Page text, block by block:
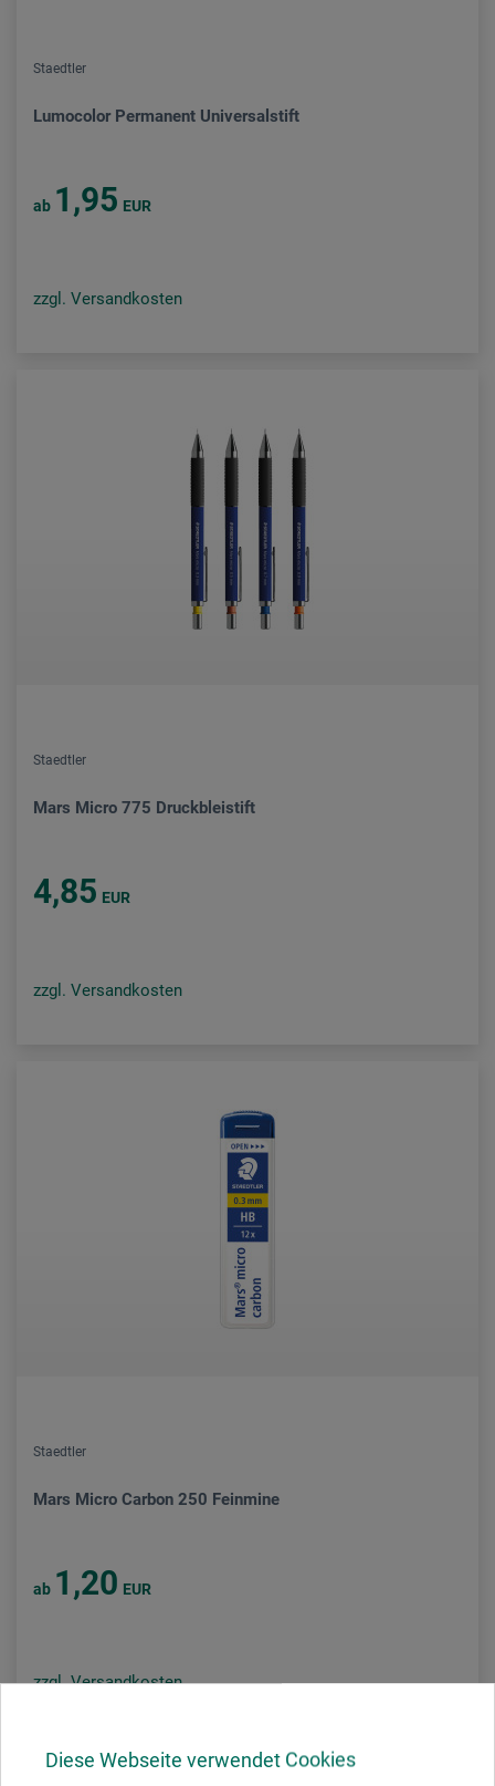
Diese Webseite verwendet Cookies
Staedtler
Lumocolor Permanent Universalstift
ab 1,95 EUR
zzgl. Versandkosten
Staedtler
Mars Micro 775 Druckbleistift
4,85 EUR
zzgl. Versandkosten
Staedtler
Mars Micro Carbon 250 Feinmine
ab 1,20 EUR
zzgl. Versandkosten